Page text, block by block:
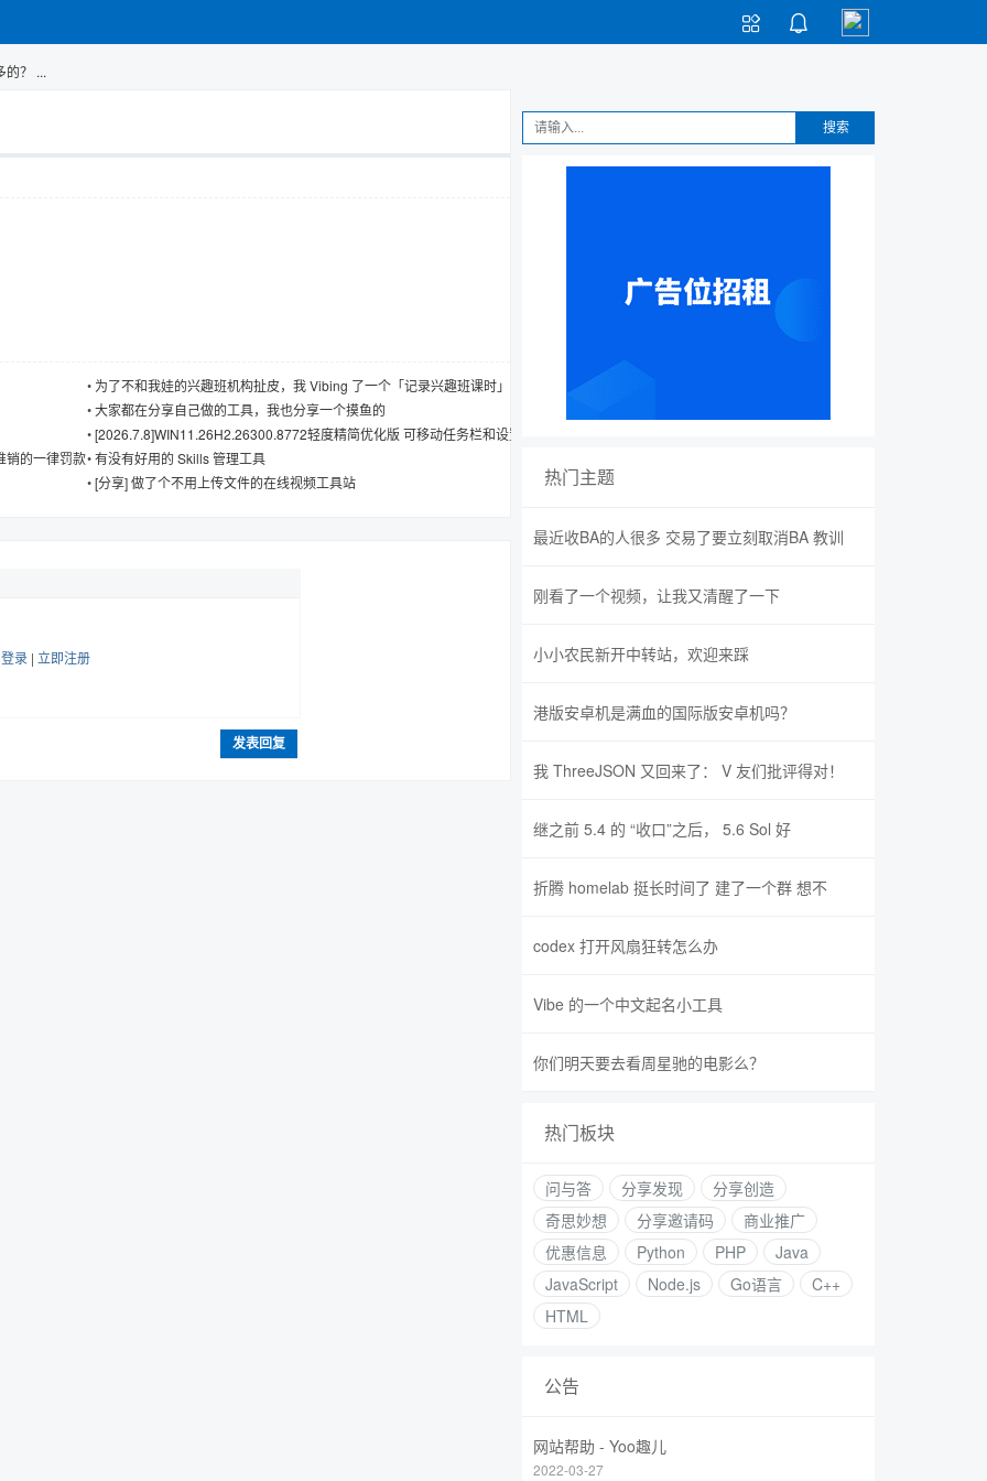


的？ ...
• 为了不和我娃的兴趣班机构扯皮，我 Vibing 了一个「记录兴趣班课时」的
免费小工具
•大家都在分享自己做的工具，我也分享一个摸鱼的
•[2026.7.8]WIN11.26H2.26300.8772轻度精简优化版 可移动任务栏和设置
小任务栏
销的一律罚款•有没有好用的 Skills 管理工具
•[分享] 做了个不用上传文件的在线视频工具站
登录 | 立即注册
发表回复
搜索
热门主题
最近收BA的人很多 交易了要立刻取消BA 教训
刚看了一个视频，让我又清醒了一下
小小农民新开中转站，欢迎来踩
港版安卓机是满血的国际版安卓机吗？
我 ThreeJSON 又回来了： V 友们批评得对！
继之前 5.4 的 “收口”之后， 5.6 Sol 好
折腾 homelab 挺长时间了 建了一个群 想不
codex 打开风扇狂转怎么办
Vibe 的一个中文起名小工具
你们明天要去看周星驰的电影么？
热门板块
问与答 分享发现
分享创造
奇思妙想
分享邀请码
商业推广
优惠信息
Python PHP
Java
JavaScript
Node.js Go语言
C++
HTML
公告
网站帮助 - Yoo趣儿
2022-03-27